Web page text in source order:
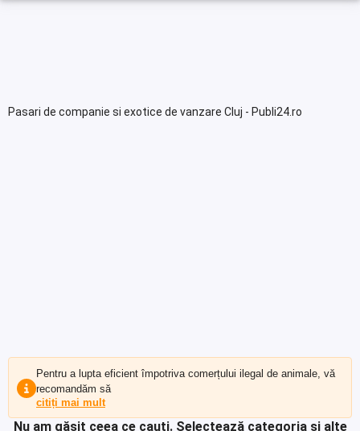
Pasari de companie si exotice de vanzare Cluj - Publi24.ro
Pentru a lupta eficient împotriva comerțului ilegal de animale, vă
recomandăm să
citiți mai mult
Nu am găsit ceea ce cauți. Selectează categoria și alte